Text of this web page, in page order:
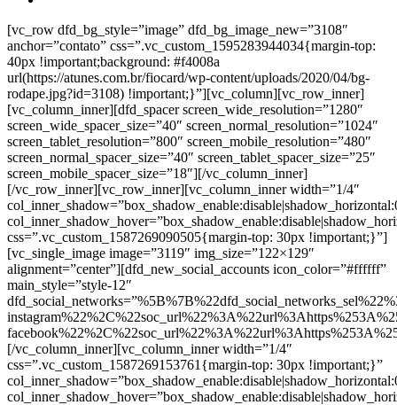
[vc_row dfd_bg_style=”image” dfd_bg_image_new=”3108″
anchor=”contato” css=”.vc_custom_1595283944034{margin-top:
40px !important;background: #f4008a
url(https://atunes.com.br/fiocard/wp-content/uploads/2020/04/bg-
rodape.jpg?id=3108) !important;}”][vc_column][vc_row_inner]
[vc_column_inner][dfd_spacer screen_wide_resolution=”1280″
screen_wide_spacer_size=”40″ screen_normal_resolution=”1024″
screen_tablet_resolution=”800″ screen_mobile_resolution=”480″
screen_normal_spacer_size=”40″ screen_tablet_spacer_size=”25″
screen_mobile_spacer_size=”18″][/vc_column_inner]
[/vc_row_inner][vc_row_inner][vc_column_inner width=”1/4″
css=”.vc_custom_1587269090505{margin-top: 30px !important;}”]
[vc_single_image image=”3119″ img_size=”122×129″
alignment=”center”][dfd_new_social_accounts icon_color=”#ffffff”
main_style=”style-12″
[/vc_column_inner][vc_column_inner width=”1/4″
css=”.vc_custom_1587269153761{margin-top: 30px !important;}”